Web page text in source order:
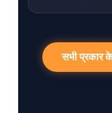
सभी